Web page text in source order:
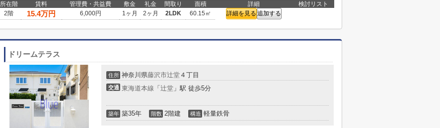
所在階 賃料 管理費・共益費 敷金 礼金 間取り 面積 詳細
検討リスト
2階
15.4万円 6,000円 1ヶ月 2ヶ月 2LDK 60.15㎡ 詳細を見る 追加する
ドリームテラス
住所 神奈川県藤沢市辻堂 ４丁目
交通 東海道本線 「 辻堂 」駅 徒歩5分
築年 築35年 階数 2階建 構造 軽量鉄骨